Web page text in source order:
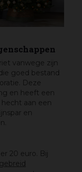
vanwege zijn
goed bestand
Deze
en heeft een
aan een
en
20 euro. Bij